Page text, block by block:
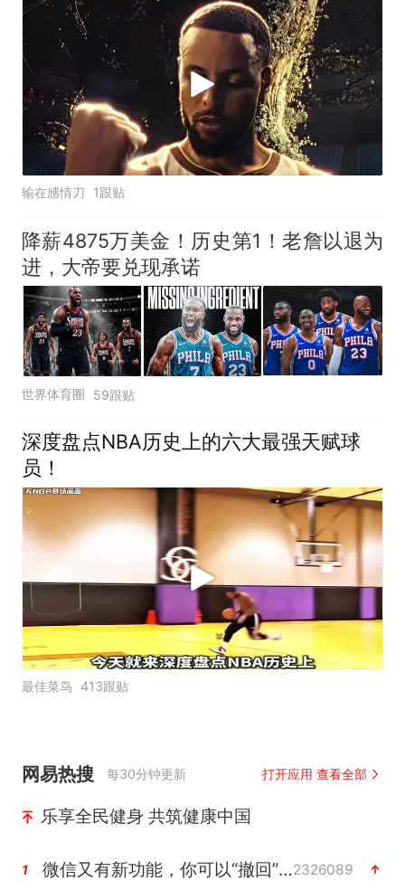
输在感情刀 1跟贴
降薪4875万美金！历史第1！老詹以退为
进，大帝要兑现承诺
世界体育圈 59跟贴
深度盘点NBA历史上的六大最强天赋球
员！
最佳菜鸟 413跟贴
网易热搜 每30分钟更新 打开应用 查看全部
乐享全民健身 共筑健康中国
1 微信又有新功能，你可以“撤回”你的撤回了！2326089